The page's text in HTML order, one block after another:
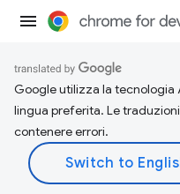
Google utilizza la tecnologia
lingua preferita. Le
contenere errori.